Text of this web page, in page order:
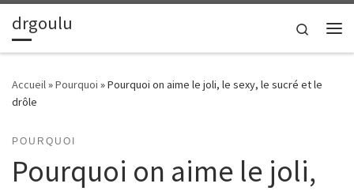
Passer au contenu
drgoulu
Search
Accueil»Pourquoi »Pourquoi on aime le joli, le sexy, le sucré et le
drôle
POURQUOI
Pourquoi on aime le joli,